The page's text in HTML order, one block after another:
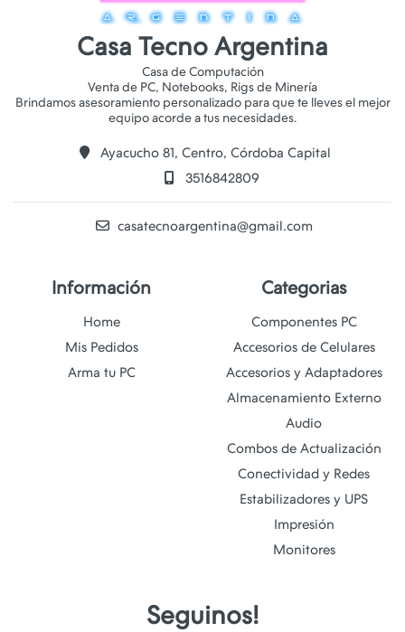
Casa Tecno Argentina
Casa de Computación
Venta de PC, Notebooks, Rigs de Minería
Brindamos asesoramiento personalizado para que te lleves el mejor
Ayacucho 81, Centro, Córdoba Capital
3516842809
casatecnoargentina@gmail.com
Información
Home
Mis Pedidos
Arma tu PC
Categorias
Componentes PC
Accesorios de Celulares
Accesorios y Adaptadores
Almacenamiento Externo
Audio
Combos de Actualización
Conectividad y Redes
Estabilizadores y UPS
Impresión
Monitores
Seguinos!